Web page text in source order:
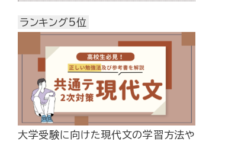
ランキング5位
大学受験に向けた現代文の学習方法や